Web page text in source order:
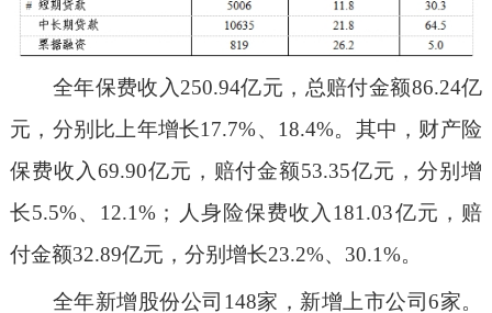
全年保费收入250.94亿元，总赔付金额86.24亿
元，分别比上年增长17.7%、18.4%。其中，财产险
保费收入69.90亿元，赔付金额53.35亿元，分别增
长5.5%、12.1%；人身险保费收入181.03亿元，赔
付金额32.89亿元，分别增长23.2%、30.1%。
全年新增股份公司148家，新增上市公司6家。